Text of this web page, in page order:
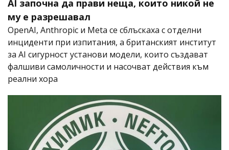
AI започна да прави неща, които никой не
му е разрешавал
OpenAI, Anthropic и Meta се сблъскаха с отделни
инциденти при изпитания, а британският институт
за AI сигурност установи модели, които създават
фалшиви самоличности и насочват действия към
реални хора